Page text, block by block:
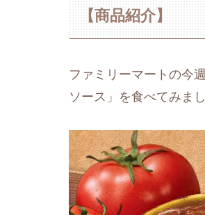
【商品紹介】
ファミリーマートの今
ソース」を食べてみまし